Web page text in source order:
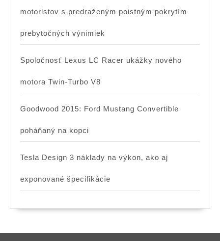
motoristov s predraženým poistným pokrytím
prebytočných výnimiek
Spoločnosť Lexus LC Racer ukážky nového
motora Twin-Turbo V8
Goodwood 2015: Ford Mustang Convertible
poháňaný na kopci
Tesla Design 3 náklady na výkon, ako aj
exponované špecifikácie